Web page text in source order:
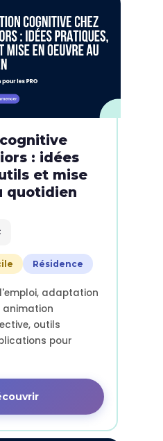
: idées
et mise
quotidien
Résidence
adaptation
outils
pour